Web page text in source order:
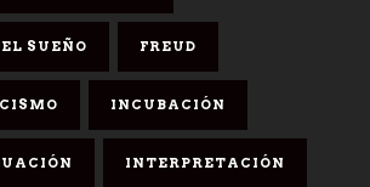
SUEÑO FREUD
INCUBACIÓN
INTERPRETACIÓN